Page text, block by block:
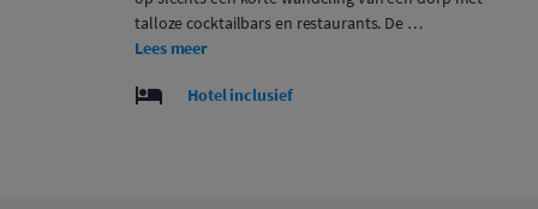
talloze cocktailbars en restaurants. De …
Lees meer
Hotel inclusief